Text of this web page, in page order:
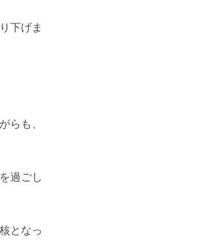
下げま
らも、
過ごし
となっ